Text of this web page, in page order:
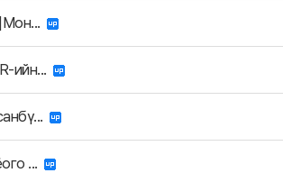
ийн...
...